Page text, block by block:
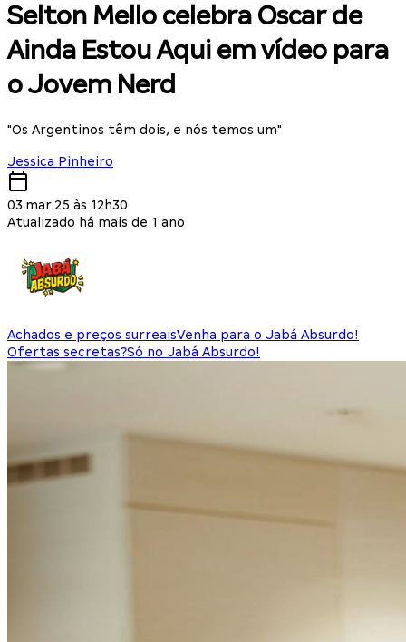
Selton Mello celebra Oscar de
Ainda Estou Aqui em vídeo para
o Jovem Nerd
"Os Argentinos têm dois, e nós temos um"
Jessica Pinheiro
03.mar.25 às 12h30
Atualizado há mais de 1 ano
Achados e preços surreaisVenha para o Jabá Absurdo!
Ofertas secretas?Só no Jabá Absurdo!